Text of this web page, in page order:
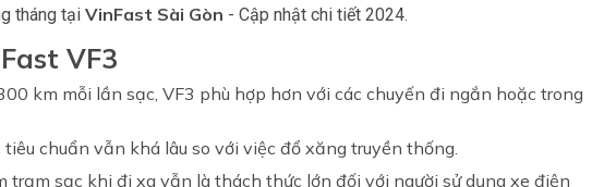
tháng tạiVinFast Sài Gòn - Cập nhật chi tiết 2024.
VF3
km mỗi lần sạc, VF3 phù hợp hơn với các chuyến đi ngắn hoặc trong
chuẩn vẫn khá lâu so với việc đổ xăng truyền thống.
trạm sạc khi đi xa vẫn là thách thức lớn đối với người sử dụng xe điện